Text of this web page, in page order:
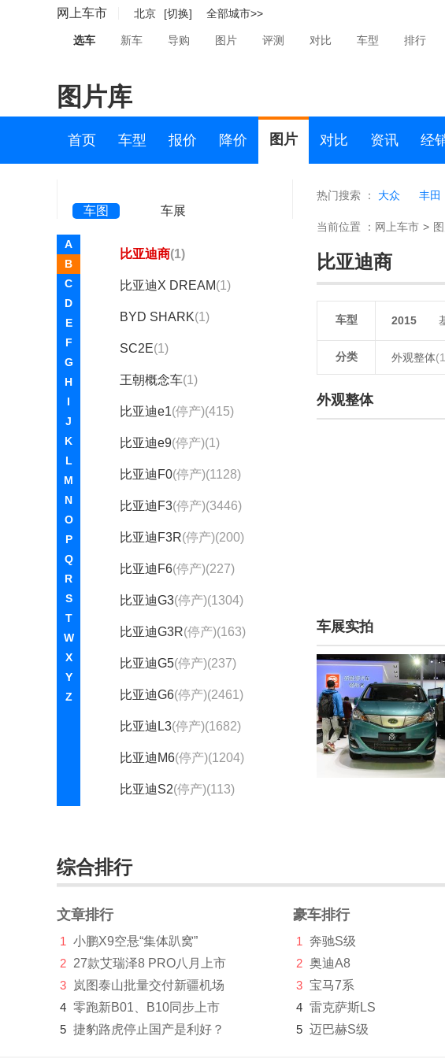
网上车市 北京 [切换] 全部城市>>
选车 新车 导购 图片 评测 对比 车型 排行
图片库
首页 车型 报价 降价 图片 对比 资讯 经
车图 车展
A
B
C
D
E
F
G
H
I
J
K
L
M
N
O
P
Q
R
S
T
W
X
Y
Z
比亚迪e-SEED GT(1)
比亚迪e6
比亚迪商(1)
比亚迪X DREAM(1)
BYD SHARK(1)
SC2E(1)
王朝概念车(1)
比亚迪e1(停产)(415)
比亚迪e9(停产)(1)
比亚迪F0(停产)(1128)
比亚迪F3(停产)(3446)
比亚迪F3R(停产)(200)
比亚迪F6(停产)(227)
比亚迪G3(停产)(1304)
比亚迪G3R(停产)(163)
比亚迪G5(停产)(237)
比亚迪G6(停产)(2461)
比亚迪L3(停产)(1682)
比亚迪M6(停产)(1204)
比亚迪S2(停产)(113)
比亚迪S8(停产)(225)
思锐(停产)(330)
速锐(停产)(1639)
比亚迪海洋
热门搜索 ： 大众 丰田
当前位置 ： 网上车市 >
比亚迪商
车型 2015
分类 外观整体
外观整体
车展实拍
综合排行
文章排行
1
小鹏X9空悬“集体趴窝”
2 27款艾瑞泽8 PRO八月上市
3
岚图泰山批量交付新疆机场
4 零跑新B01、B10同步上市
5 捷豹路虎停止国产是利好？
豪车排行
1 奔驰S级
2 奥迪A8
3 宝马7系
4 雷克萨斯LS
5 迈巴赫S级